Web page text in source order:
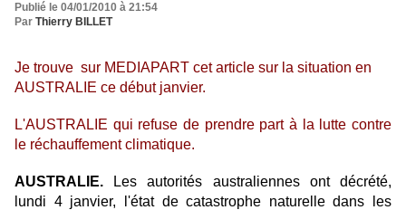
Publié le 04/01/2010 à 21:54
Par Thierry BILLET
Je trouve sur MEDIAPART cet article sur la situation en
AUSTRALIE ce début janvier.
L'AUSTRALIE qui refuse de prendre part à la lutte contre
le réchauffement climatique.
AUSTRALIE. Les autorités australiennes ont décrété,
lundi 4 janvier, l'état de catastrophe naturelle dans les